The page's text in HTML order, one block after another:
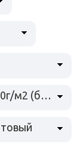
Dali bianco , 120г/м2 (бежевый, вельвет)